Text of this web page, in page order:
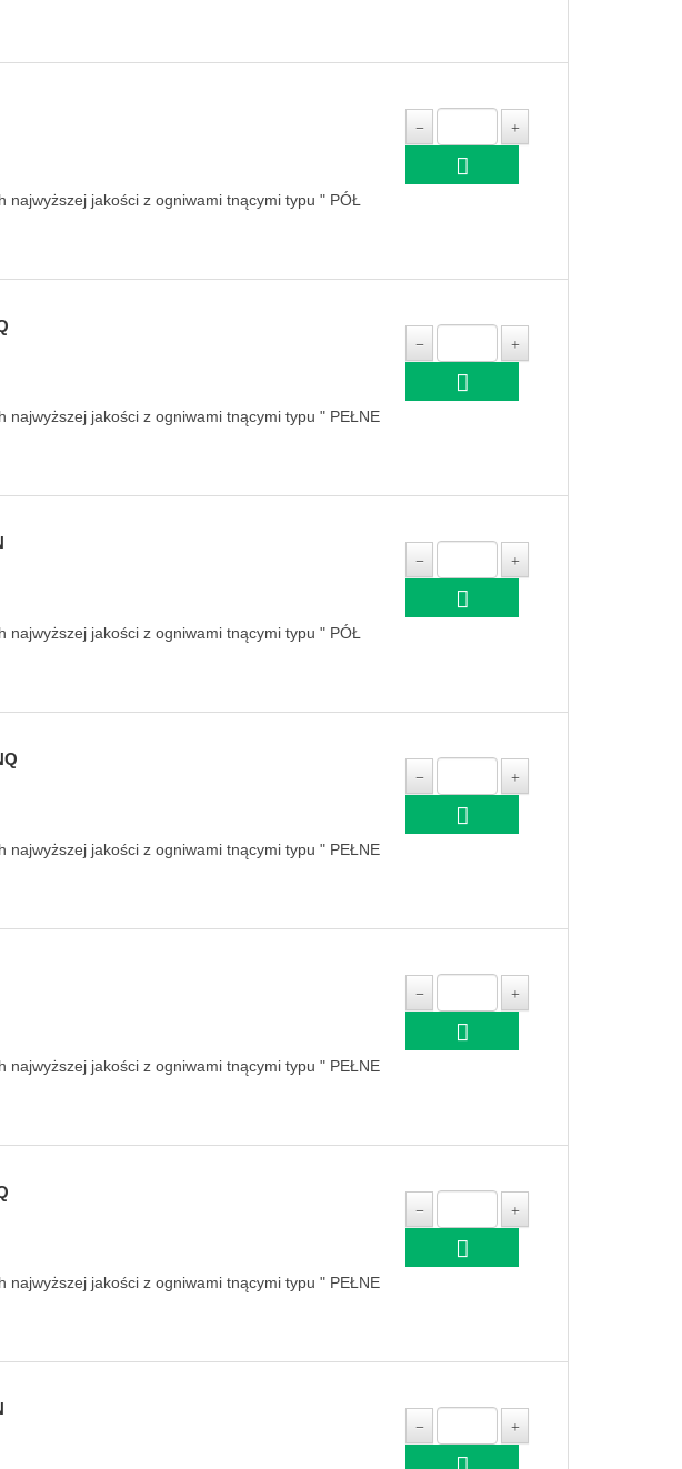
najwyższej jakości z ogniwami tnącymi typu " PÓŁ
najwyższej jakości z ogniwami tnącymi typu " PEŁNE
najwyższej jakości z ogniwami tnącymi typu " PÓŁ
najwyższej jakości z ogniwami tnącymi typu " PEŁNE
najwyższej jakości z ogniwami tnącymi typu " PEŁNE
najwyższej jakości z ogniwami tnącymi typu " PEŁNE